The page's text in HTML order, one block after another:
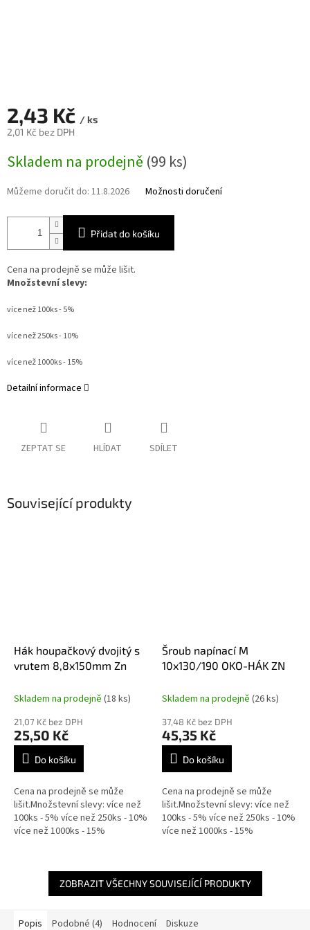
2,43 Kč / ks
2,01 Kč bez DPH
cena:
Skladem na prodejně (99 ks)
Můžeme doručit do: 11.8.2026 Možnosti doručení
Přidat do košíku
Cena na prodejně se může lišit.
Množstevní slevy:
více než 100ks - 5%
více než 250ks - 10%
více než 1000ks - 15%
Detailní informace
ZEPTAT SE HLÍDAT SDÍLET
Související produkty
Hák houpačkový dvojitý s
vrutem 8,8x150mm Zn
Skladem na prodejně (18 ks)
21,07 Kč bez DPH
25,50 Kč
Do košíku
Cena na prodejně se může
lišit.Množstevní slevy: více než
100ks - 5% více než 250ks - 10%
více než 1000ks - 15%
Šroub napínací M
10x130/190 OKO-HÁK ZN
Skladem na prodejně (26 ks)
37,48 Kč bez DPH
45,35 Kč
Do košíku
Cena na prodejně se může
lišit.Množstevní slevy: více než
100ks - 5% více než 250ks - 10%
více než 1000ks - 15%
ZOBRAZIT VŠECHNY SOUVISEJÍCÍ PRODUKTY
Popis Podobné (4) Hodnocení Diskuze